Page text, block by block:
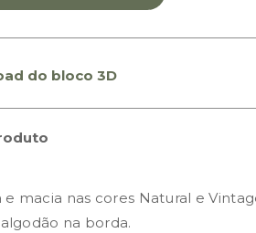
do bloco 3D
macia nas cores Natural e
na borda.